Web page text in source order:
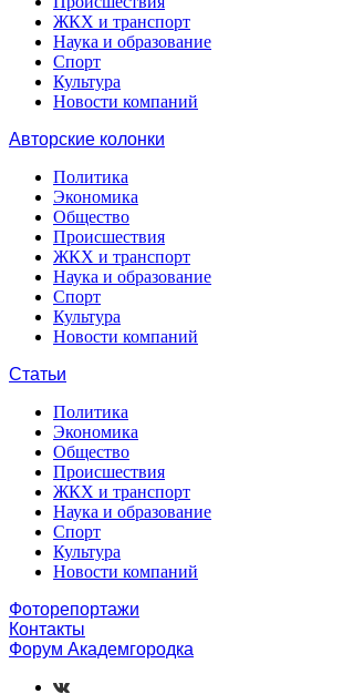
ЖКХ и транспорт
Наука и образование
Спорт
Культура
Новости компаний
Авторские колонки
Политика
Экономика
Общество
Происшествия
ЖКХ и транспорт
Наука и образование
Спорт
Культура
Новости компаний
Статьи
Политика
Экономика
Общество
Происшествия
ЖКХ и транспорт
Наука и образование
Спорт
Культура
Новости компаний
Фоторепортажи
Контакты
Форум Академгородка